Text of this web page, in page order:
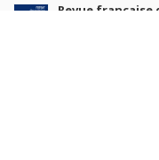
Revue française